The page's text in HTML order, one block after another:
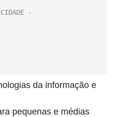
da informação e
pequenas e médias